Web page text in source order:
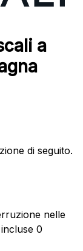
a
di seguito.
nelle
0